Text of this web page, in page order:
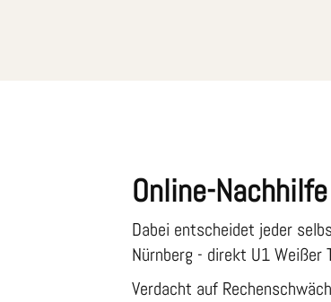
Online-
Dabei entscheidet jeder
Nürnberg - direkt U1
Verdacht auf